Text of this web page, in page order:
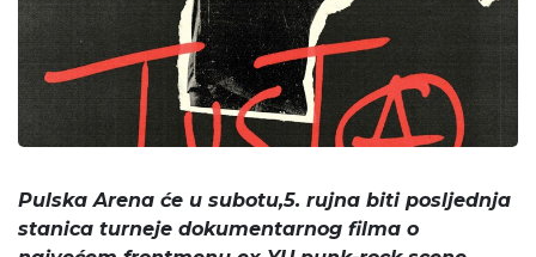
Pulska Arena će u subotu,5. rujna biti posljednja
stanica turneje dokumentarnog filma o